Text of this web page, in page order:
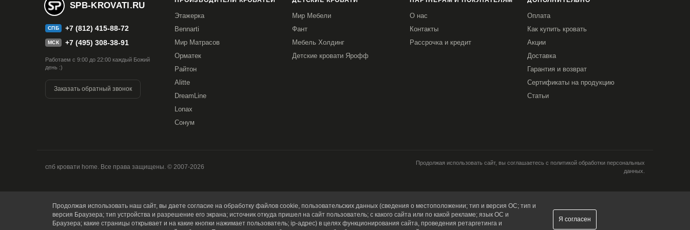
Все модификации:
60x120 60x140 70x140 70x160 80x180 80x190 80x200 90x190 90x200
SPB-KROVATI.RU
СПБ +7 (812) 415-88-72
МСК +7 (495) 308-38-91
Работаем с 9:00 до 22:00 каждый Божий
день :)
Заказать обратный звонок
Этажерка
Bennarti
Мир Матрасов
Орматек
Райтон
Alitte
DreamLine
Lonax
Сонум
Мир Мебели
Фант
Мебель Холдинг
Детские кровати Ярофф
О нас
Контакты
Рассрочка и кредит
Оплата
Как купить кровать
Акции
Доставка
Гарантия и возврат
Сертификаты на продукцию
Статьи
спб кровати home. Все права защищены. © 2007-2026
Продолжая использовать сайт, вы соглашаетесь с политикой обработки персональных
данных.
Продолжая использовать наш сайт, вы даете согласие на обработку файлов cookie, пользовательских данных (сведения о местоположении; тип и версия ОС; тип и
версия Браузера; тип устройства и разрешение его экрана; источник откуда пришел на сайт пользователь; с какого сайта или по какой рекламе; язык ОС и
Браузера; какие страницы открывает и на какие кнопки нажимает пользователь; ip-адрес) в целях функционирования сайта, проведения ретаргетинга и
Я согласен